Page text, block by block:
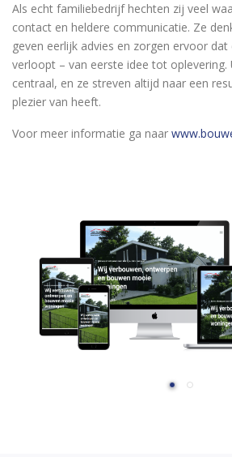
Als echt familiebedrijf hechten zij veel
contact en heldere communicatie. Ze
geven eerlijk advies en zorgen ervoor
verloopt – van eerste idee tot oplevering.
centraal, en ze streven altijd naar een
plezier van heeft.
Voor meer informatie ga naar